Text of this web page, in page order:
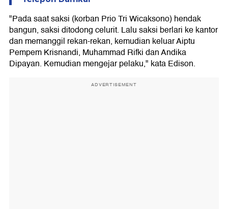
"Pada saat saksi (korban Prio Tri Wicaksono) hendak
bangun, saksi ditodong celurit. Lalu saksi berlari ke kantor
dan memanggil rekan-rekan, kemudian keluar Aiptu
Pempem Krisnandi, Muhammad Rifki dan Andika
Dipayan. Kemudian mengejar pelaku," kata Edison.
ADVERTISEMENT